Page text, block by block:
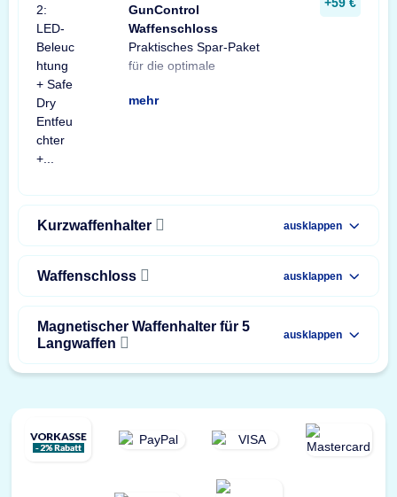
GunControl
Waffenschloss
Praktisches Spar-Paket
für die optimale
Ausstattung Ihres
Waffenschranks. Das
Spar-Paket besteht aus
einer X-Light LED-
Tresorbeleuchtung mit
Bewegungssensor, einem
Safe Dry Entfeuchter für
Schränke und Tresore
sowie einem GunControl
Waffenschloss. Profitieren
Sie von dem
unschlagbaren
mehr
Kurzwaffenhalter ausklappen
Waffenschloss ausklappen
Magnetischer Waffenhalter für 5
Langwaffen
ausklappen